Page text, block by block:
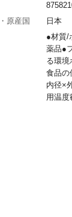
原産国
日本
●材質/
薬品●
る環境
食品の
内径×
用温